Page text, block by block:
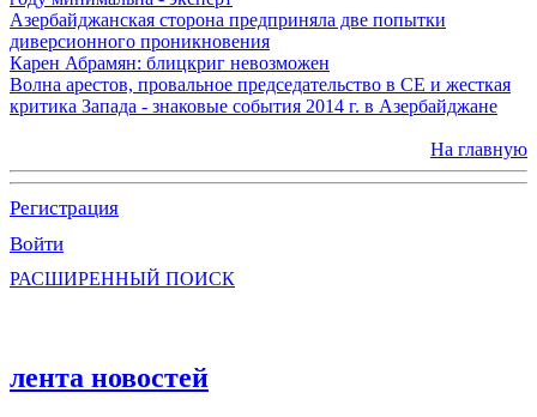
Азербайджанская сторона предприняла две попытки
диверсионного проникновения
Карен Абрамян: блицкриг невозможен
Волна арестов, провальное председательство в СЕ и жесткая
критика Запада - знаковые события 2014 г. в Азербайджане
На главную
Регистрация
Войти
РАСШИРЕННЫЙ ПОИСК
лента новостей